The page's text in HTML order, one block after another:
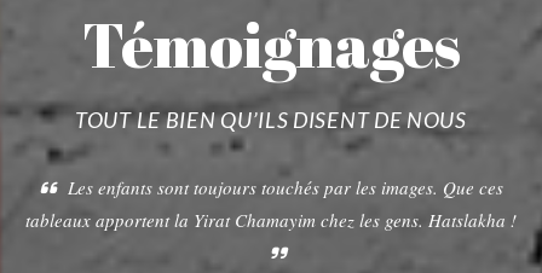
Témoignages
TOUT LE BIEN QU’ILS DISENT DE NOUS
Les enfants sont toujours touchés par les images. Que ces
tableaux apportent la Yirat Chamayim chez les gens. Hatslakha !